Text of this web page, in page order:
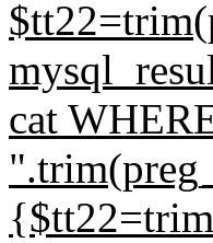
cat